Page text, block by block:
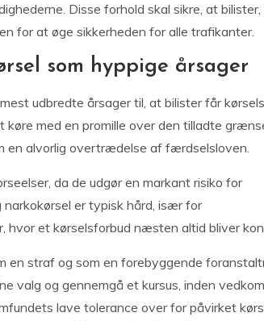
Disse forhold skal sikre, at bilister,
for at øge sikkerheden for alle trafikanter.
som hyppige årsager
udbredte årsager til, at bilister får
med en promille over den tilladte
en alvorlig overtrædelse af færdselsloven.
da de udgør en markant risiko for
er typisk hård, især for
et kørselsforbud næsten altid bliver
en straf og som en forebyggende
valg og gennemgå et kursus, inden
lave tolerance over for påvirket